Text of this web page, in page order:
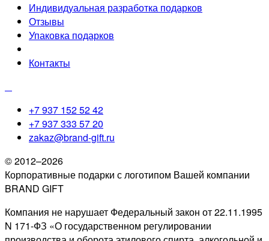
Индивидуальная разработка подарков
Отзывы
Упаковка подарков
Контакты
+7 937 152 52 42
+7 937 333 57 20
zakaz@brand-gift.ru
© 2012–2026
Корпоративные подарки с логотипом Вашей компании
BRAND GIFT
Компания не нарушает Федеральный закон от 22.11.1995
N 171-ФЗ «О государственном регулировании